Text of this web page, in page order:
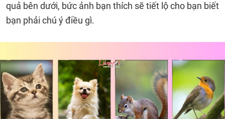
quả bên dưới, bức ảnh bạn thích sẽ tiết lộ cho bạn biết
bạn phải chú ý điều gì.